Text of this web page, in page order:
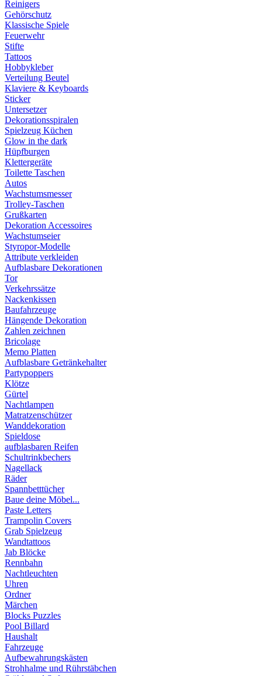
Reinigers
Gehörschutz
Klassische Spiele
Feuerwehr
Stifte
Tattoos
Hobbykleber
Verteilung Beutel
Klaviere & Keyboards
Sticker
Untersetzer
Dekorationsspiralen
Spielzeug Küchen
Glow in the dark
Hüpfburgen
Klettergeräte
Toilette Taschen
Autos
Wachstumsmesser
Trolley-Taschen
Grußkarten
Dekoration Accessoires
Wachstumseier
Styropor-Modelle
Attribute verkleiden
Aufblasbare Dekorationen
Tor
Verkehrssätze
Nackenkissen
Baufahrzeuge
Hängende Dekoration
Zahlen zeichnen
Bricolage
Memo Platten
Aufblasbare Getränkehalter
Partypoppers
Klötze
Gürtel
Nachtlampen
Matratzenschützer
Wanddekoration
Spieldose
aufblasbaren Reifen
Schultrinkbechers
Nagellack
Räder
Spannbetttücher
Baue deine Möbel...
Paste Letters
Trampolin Covers
Grab Spielzeug
Wandtattoos
Jab Blöcke
Rennbahn
Nachtleuchten
Uhren
Ordner
Märchen
Blocks Puzzles
Pool Billard
Haushalt
Fahrzeuge
Aufbewahrungskästen
Strohhalme und Rührstäbchen